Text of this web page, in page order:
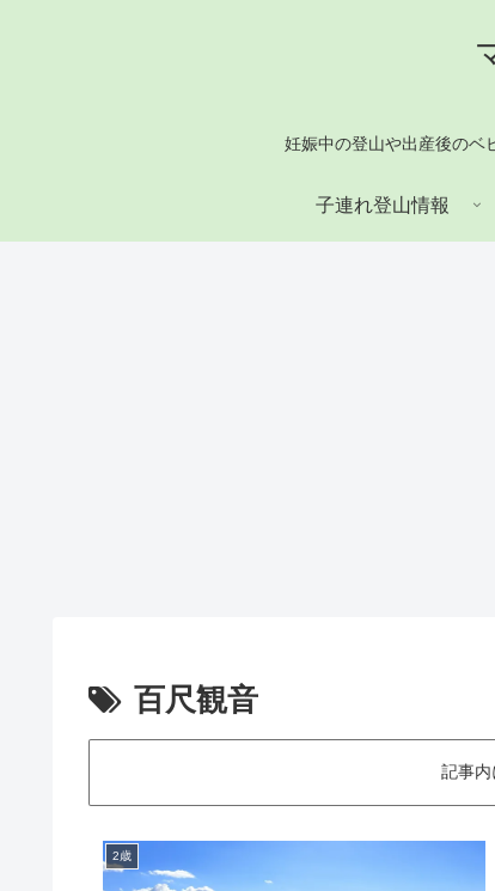
妊娠中の登山や出産後のベ
子連れ登山情報
百尺観音
記事内
2歳